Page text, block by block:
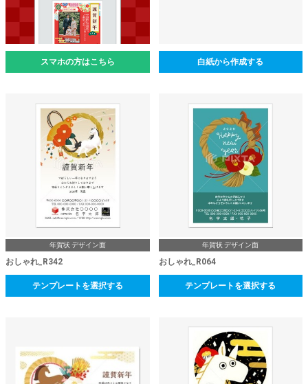
スマホの方はこちら 白紙から作成する
年賀状 デザイン面
おしゃれ_R342
テンプレートを選択する
年賀状 デザイン面
おしゃれ_R064
テンプレートを選択する